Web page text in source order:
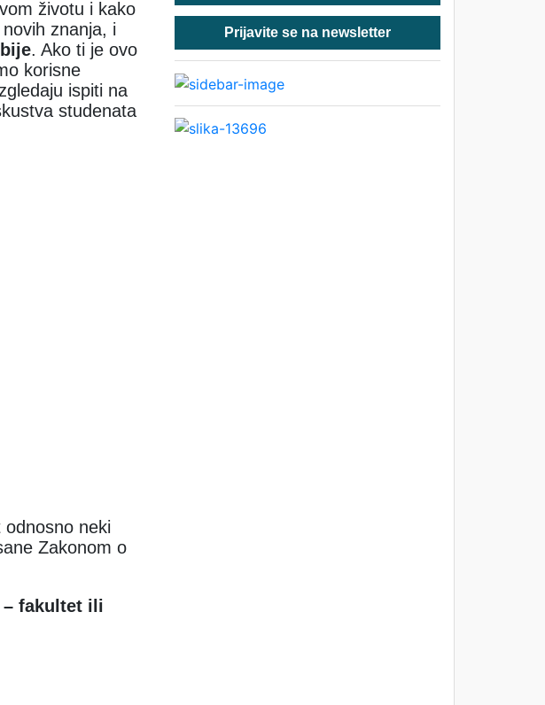
životu i kako
znanja, i
. Ako ti je ovo
korisne
ispiti na
studenata
neki
Zakonom o
– fakultet ili
Prijavite se na newsletter